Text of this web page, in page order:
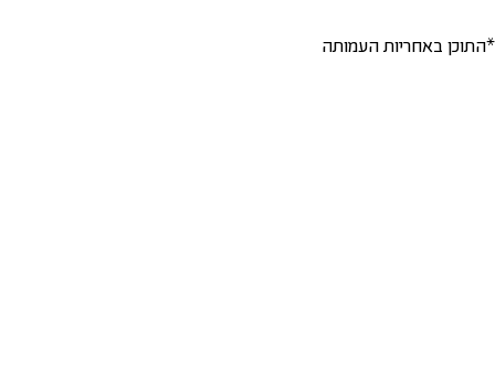
*התוכן באחריות העמותה